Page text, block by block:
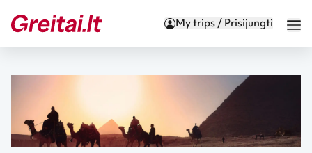
My trips / Prisijungti